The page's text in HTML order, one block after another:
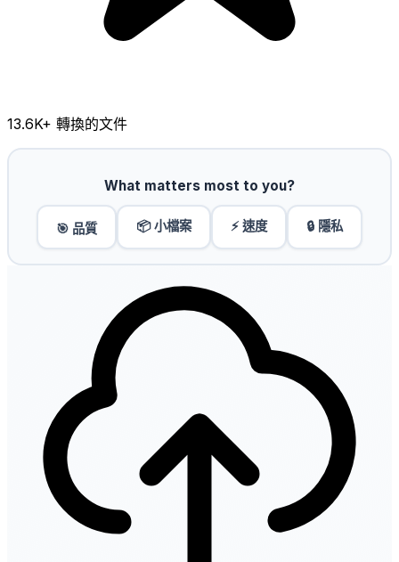
13.6K+ 轉換的文件
What matters most to you?
🎯 品質 📦 小檔案 ⚡ 速度 🔒 隱私